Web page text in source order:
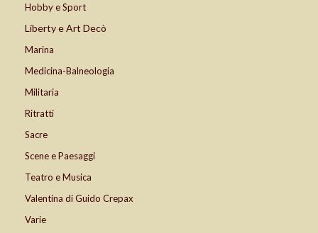
Hobby e Sport
Liberty e Art Decò
Marina
Medicina-Balneologia
Militaria
Ritratti
Sacre
Scene e Paesaggi
Teatro e Musica
Valentina di Guido Crepax
Varie